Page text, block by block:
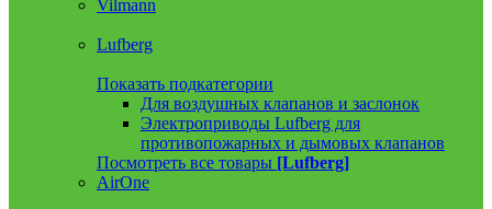
Vilmann
Lufberg
Показать подкатегории
Для воздушных клапанов и заслонок
Электроприводы Lufberg для
противопожарных и дымовых клапанов
Посмотреть все товары [Lufberg]
AirOne